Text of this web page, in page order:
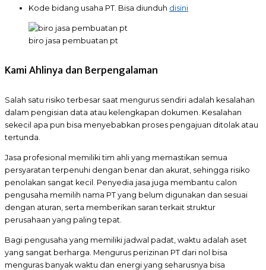
Kode bidang usaha PT. Bisa diunduh disini
biro jasa pembuatan pt
Kami Ahlinya dan Berpengalaman
Salah satu risiko terbesar saat mengurus sendiri adalah kesalahan
dalam pengisian data atau kelengkapan dokumen. Kesalahan
sekecil apa pun bisa menyebabkan proses pengajuan ditolak atau
tertunda.
Jasa profesional memiliki tim ahli yang memastikan semua
persyaratan terpenuhi dengan benar dan akurat, sehingga risiko
penolakan sangat kecil. Penyedia jasa juga membantu calon
pengusaha memilih nama PT yang belum digunakan dan sesuai
dengan aturan, serta memberikan saran terkait struktur
perusahaan yang paling tepat.
Bagi pengusaha yang memiliki jadwal padat, waktu adalah aset
yang sangat berharga. Mengurus perizinan PT dari nol bisa
menguras banyak waktu dan energi yang seharusnya bisa